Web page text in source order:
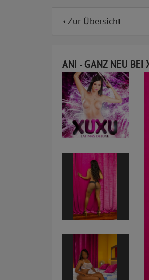
Zur Übersicht
ANI - GANZ NEU BEI